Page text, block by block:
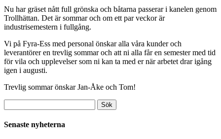
Nu har gräset nått full grönska och båtarna passerar i kanelen genom
Trollhättan. Det är sommar och om ett par veckor är
industrisemestern i fullgång.
Vi på Fyra-Ess med personal önskar alla våra kunder och
leverantörer en trevlig sommar och att ni alla får en semester med tid
för vila och upplevelser som ni kan ta med er när arbetet drar igång
igen i augusti.
Trevlig sommar önskar Jan-Åke och Tom!
efter:
Senaste nyheterna